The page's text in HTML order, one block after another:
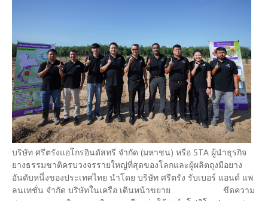
บริษัท ศรีตรังแอโกรอินดัสทรี จำกัด (มหาชน) หรือ STA ผู้นำธุรกิจ
ยางธรรมชาติครบวงจรรายใหญ่ที่สุดของโลกและผู้ผลิตถุงมือยาง
อันดับหนึ่งของประเทศไทย นำโดย บริษัท ศรีตรัง รับเบอร์ แอนด์ แพ
ลนเทชั่น จำกัด บริษัทในเครือ เดินหน้าขยาย ขีดความ